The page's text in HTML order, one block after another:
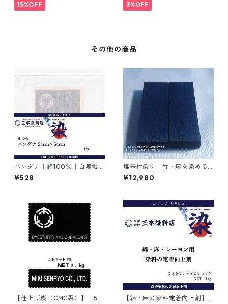
15%OFF 3%OFF
その他の商品
バンダナ｜綿100％｜白無地｜
54cm×54cm×1枚
¥528
塩基性染料｜竹・籐を染める
｜500g｜塩基性ブラック（黒
色系）
¥12,980
【仕上げ糊（CMC系）】｜50
【綿・麻の染料定着向上剤】